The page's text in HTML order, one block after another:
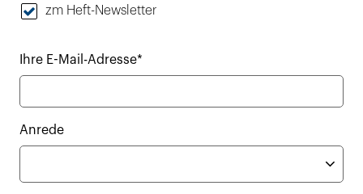
zm Heft-Newsletter
Ihre E-Mail-Adresse*
Anrede